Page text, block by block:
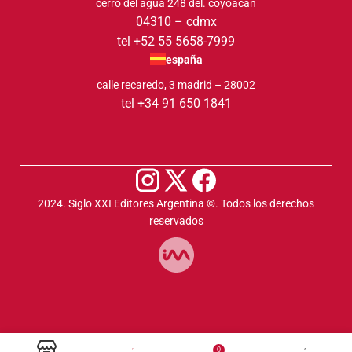
cerro del agua 248 del. coyoacán
04310 – cdmx
tel +52 55 5658-7999
españa
calle recaredo, 3 madrid – 28002
tel +34 91 650 1841
2024. Siglo XXI Editores Argentina ©️. Todos los derechos
reservados
0